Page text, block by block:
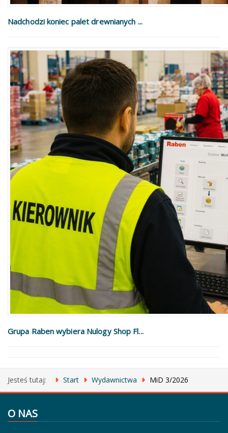
Nadchodzi koniec palet drewnianych ...
Grupa Raben wybiera Nulogy Shop Fl...
Jesteś tutaj: Start Wydawnictwa MiD 3/2026
O NAS